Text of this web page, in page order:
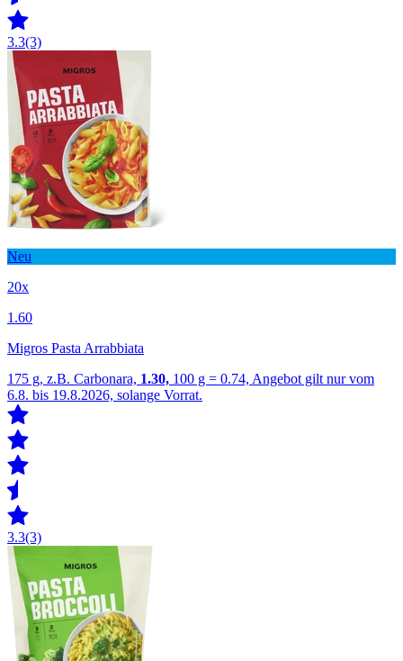
3.3(3)
Neu
20x
1.60
Migros Pasta Arrabbiata
175 g, z.B. Carbonara, 1.30, 100 g = 0.74, Angebot gilt nur vom
6.8. bis 19.8.2026, solange Vorrat.
3.3(3)